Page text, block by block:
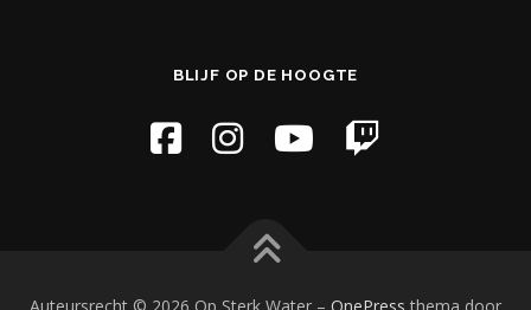
BLIJF OP DE HOOGTE